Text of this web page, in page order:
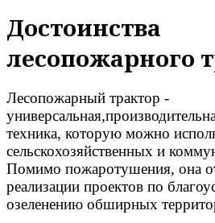
Достоинства
лесопожарного
Лесопожарный трактор -
техника, которую можно
сельскохозяйственных и
Помимо пожаротушения, она
реализации проектов по
озеленению обширных